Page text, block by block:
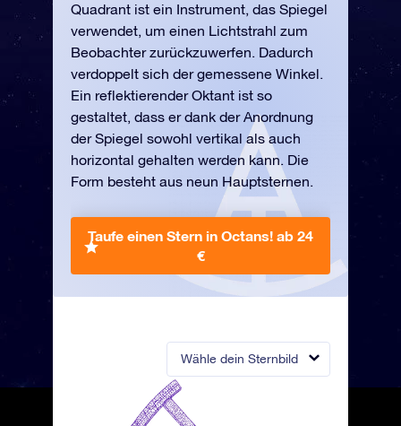
Wähle dein Sternbild
Quadrant ist ein Instrument, das Spiegel
verwendet, um einen Lichtstrahl zum
Beobachter zurückzuwerfen. Dadurch
verdoppelt sich der gemessene Winkel.
Ein reflektierender Oktant ist so
gestaltet, dass er dank der Anordnung
der Spiegel sowohl vertikal als auch
horizontal gehalten werden kann. Die
Form besteht aus neun Hauptsternen.
Taufe einen Stern in Octans! ab 24
€